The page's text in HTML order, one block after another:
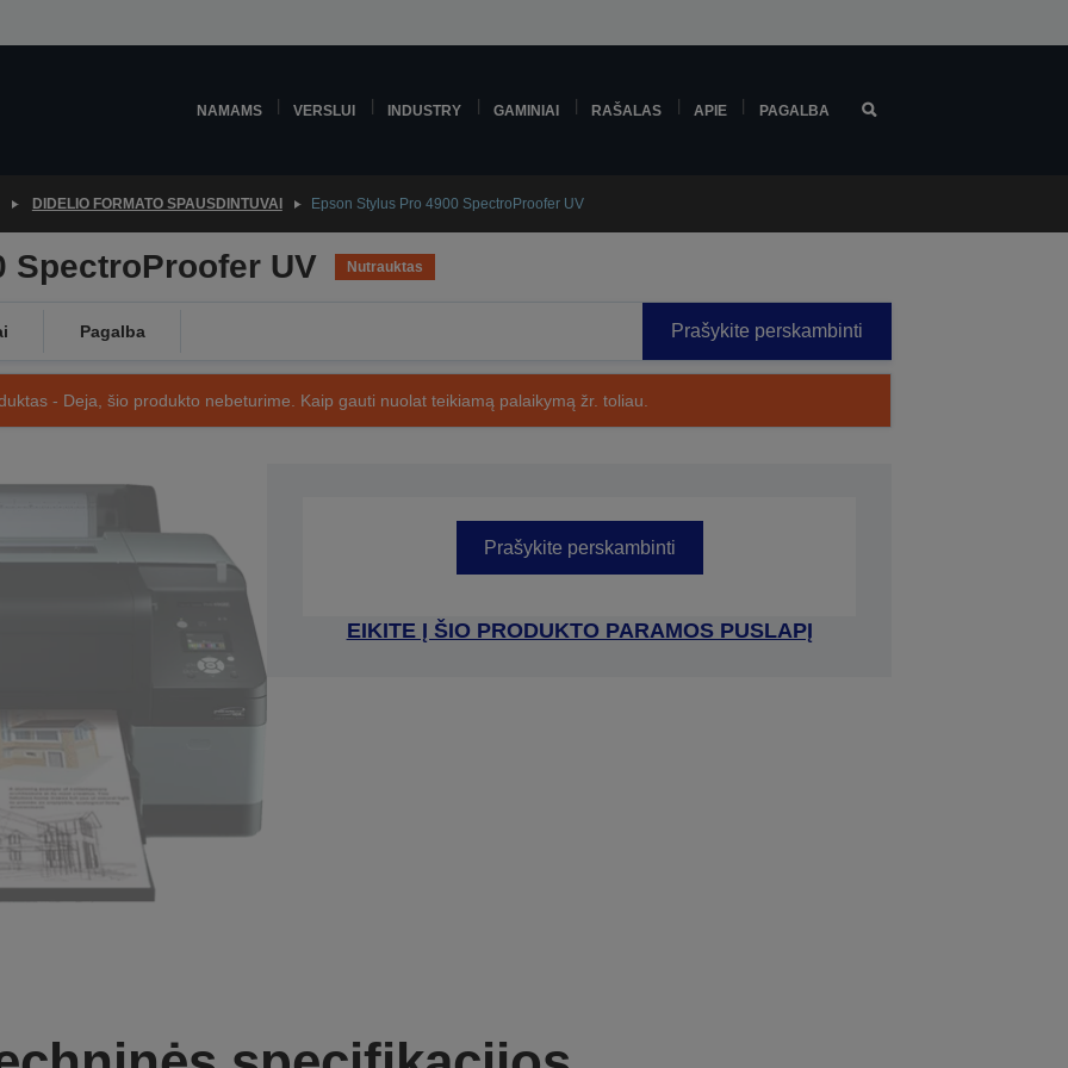
NAMAMS VERSLUI INDUSTRY GAMINIAI RAŠALAS APIE PAGALBA
DIDELIO FORMATO SPAUSDINTUVAI Epson Stylus Pro 4900 SpectroProofer UV
SpectroProofer UV Nutrauktas
Pagalba Prašykite perskambinti
- Deja, šio produkto nebeturime. Kaip gauti nuolat teikiamą palaikymą žr. toliau.
Prašykite perskambinti
EIKITE Į ŠIO PRODUKTO PARAMOS PUSLAPĮ